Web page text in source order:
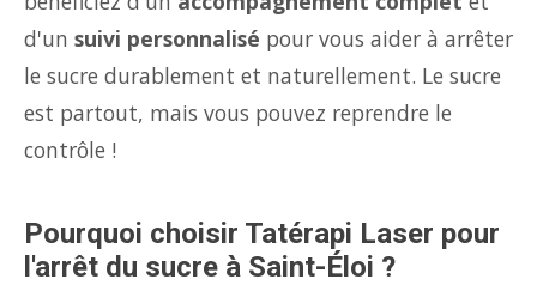
d'un suivi personnalisé pour vous aider à arrêter
le sucre durablement et naturellement. Le sucre
est partout, mais vous pouvez reprendre le
contrôle !
Pourquoi choisir Tatérapi Laser pour
l'arrêt du sucre à Saint-Éloi ?